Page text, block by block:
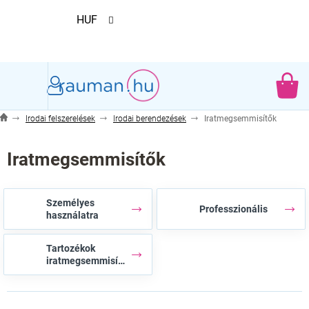
HUF
Irodai felszerelések Irodai berendezések Iratmegsemmisítők
Iratmegsemmisítők
Személyes
használatra
Professzionális
Tartozékok
iratmegsemmisítők